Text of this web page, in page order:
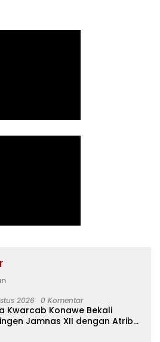
2026 0 Komentar
Kwarcab Konawe Bekali
Jamnas XII dengan Atribut